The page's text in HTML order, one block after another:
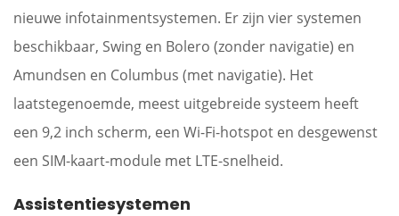
nieuwe infotainmentsystemen. Er zijn vier systemen
beschikbaar, Swing en Bolero (zonder navigatie) en
Amundsen en Columbus (met navigatie). Het
laatstegenoemde, meest uitgebreide systeem heeft
een 9,2 inch scherm, een Wi-Fi-hotspot en desgewenst
een SIM-kaart-module met LTE-snelheid.
Assistentiesystemen